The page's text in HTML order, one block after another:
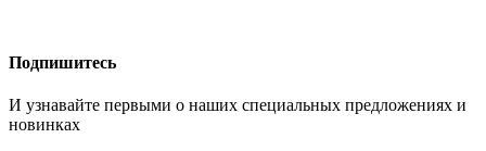
Подпишитесь
И узнавайте первыми о наших специальных предложениях и
новинках